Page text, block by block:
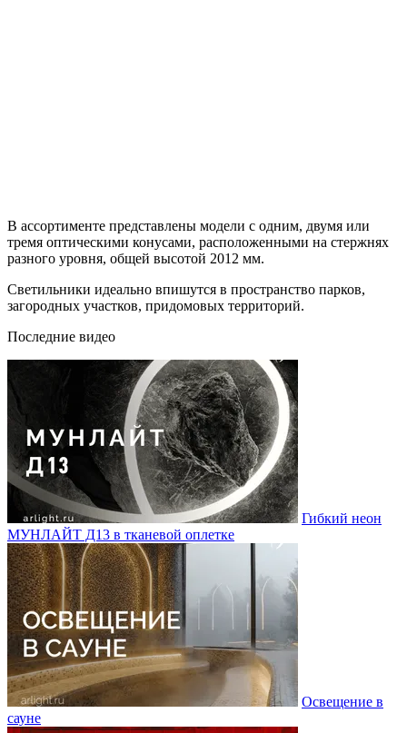
В ассортименте представлены модели с одним, двумя или
тремя оптическими конусами, расположенными на стержнях
разного уровня, общей высотой 2012 мм.
Светильники идеально впишутся в пространство парков,
загородных участков, придомовых территорий.
Последние видео
Гибкий неон
МУНЛАЙТ Д13 в тканевой оплетке
Освещение в
сауне